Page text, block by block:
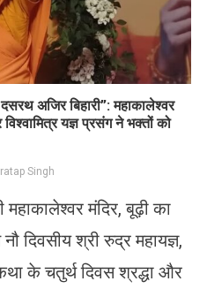
अजिर बिहारी”: महाकालेश्वर
यज्ञ प्रसंग ने भक्तों को
Singh
मंदिर, बूढ़ी का
दिवसीय श्री रुद्र महायज्ञ,
के चतुर्थ दिवस श्रद्धा और